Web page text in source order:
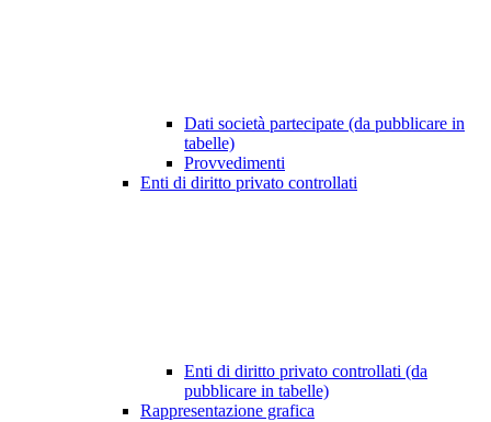
Dati società partecipate (da pubblicare in
tabelle)
Provvedimenti
Enti di diritto privato controllati
Enti di diritto privato controllati (da
pubblicare in tabelle)
Rappresentazione grafica